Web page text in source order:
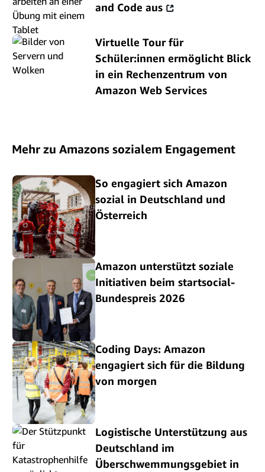
and Code aus
Virtuelle Tour für
Schüler:innen ermöglicht Blick
in ein Rechenzentrum von
Amazon Web Services
Mehr zu Amazons sozialem Engagement
So engagiert sich Amazon
sozial in Deutschland und
Österreich
Amazon unterstützt soziale
Initiativen beim startsocial-
Bundespreis 2026
Coding Days: Amazon
engagiert sich für die Bildung
von morgen
Logistische Unterstützung aus
Deutschland im
Überschwemmungsgebiet in